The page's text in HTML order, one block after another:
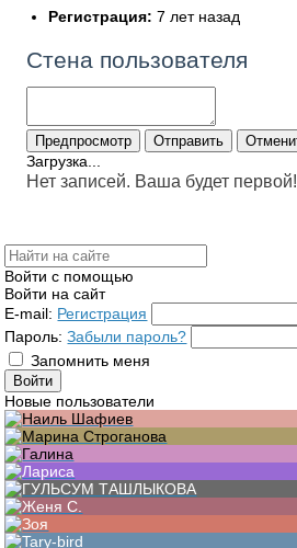
Регистрация: 7 лет назад
Стена пользователя
Загрузка...
Нет записей. Ваша будет первой!
Войти с помощью
Войти на сайт
E-mail: Регистрация
Пароль: Забыли пароль?
Запомнить меня
Новые пользователи